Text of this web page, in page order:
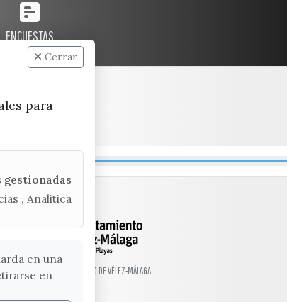
ENCUESTAS
© EXCMO. AYUNTAMIENTO DE VÉLEZ-MÁLAGA
Cerrar
para
gestionadas
, Analitica
en una
en